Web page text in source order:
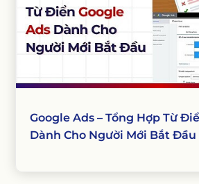
Google Ads – Tổng Hợp Từ
Dành Cho Người Mới Bắt Đầu